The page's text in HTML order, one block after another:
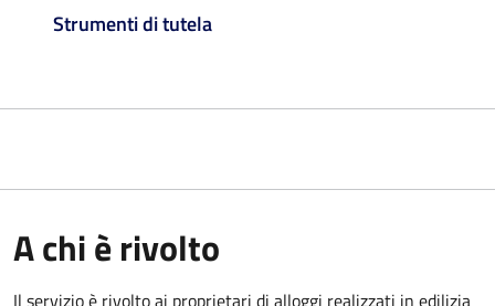
Strumenti di tutela
A chi è rivolto
Il servizio è rivolto ai proprietari di alloggi realizzati in edilizia